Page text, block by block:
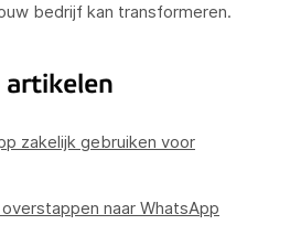
bedrijf kan transformeren.
artikelen
zakelijk gebruiken voor
naar WhatsApp